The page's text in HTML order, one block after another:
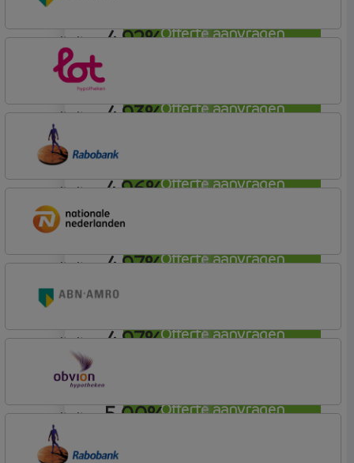
Offerte aanvragen
4,92%
Offerte aanvragen
annuiteit
4,93%
Offerte aanvragen
ABN AMRO Bank
Woning (Incl. Korting)
annuiteit
4,96%
Offerte aanvragen
Lot Hypotheken
annuiteit
4,97%
Offerte aanvragen
Basisvoorwaarden (incl korting)
annuiteit
4,97%
Offerte aanvragen
Nationale Nederlanden
annuiteit
5,00%
ABN AMRO Bank
Budget
annuiteit
OBVION Hypotheken
Woon Hypotheek